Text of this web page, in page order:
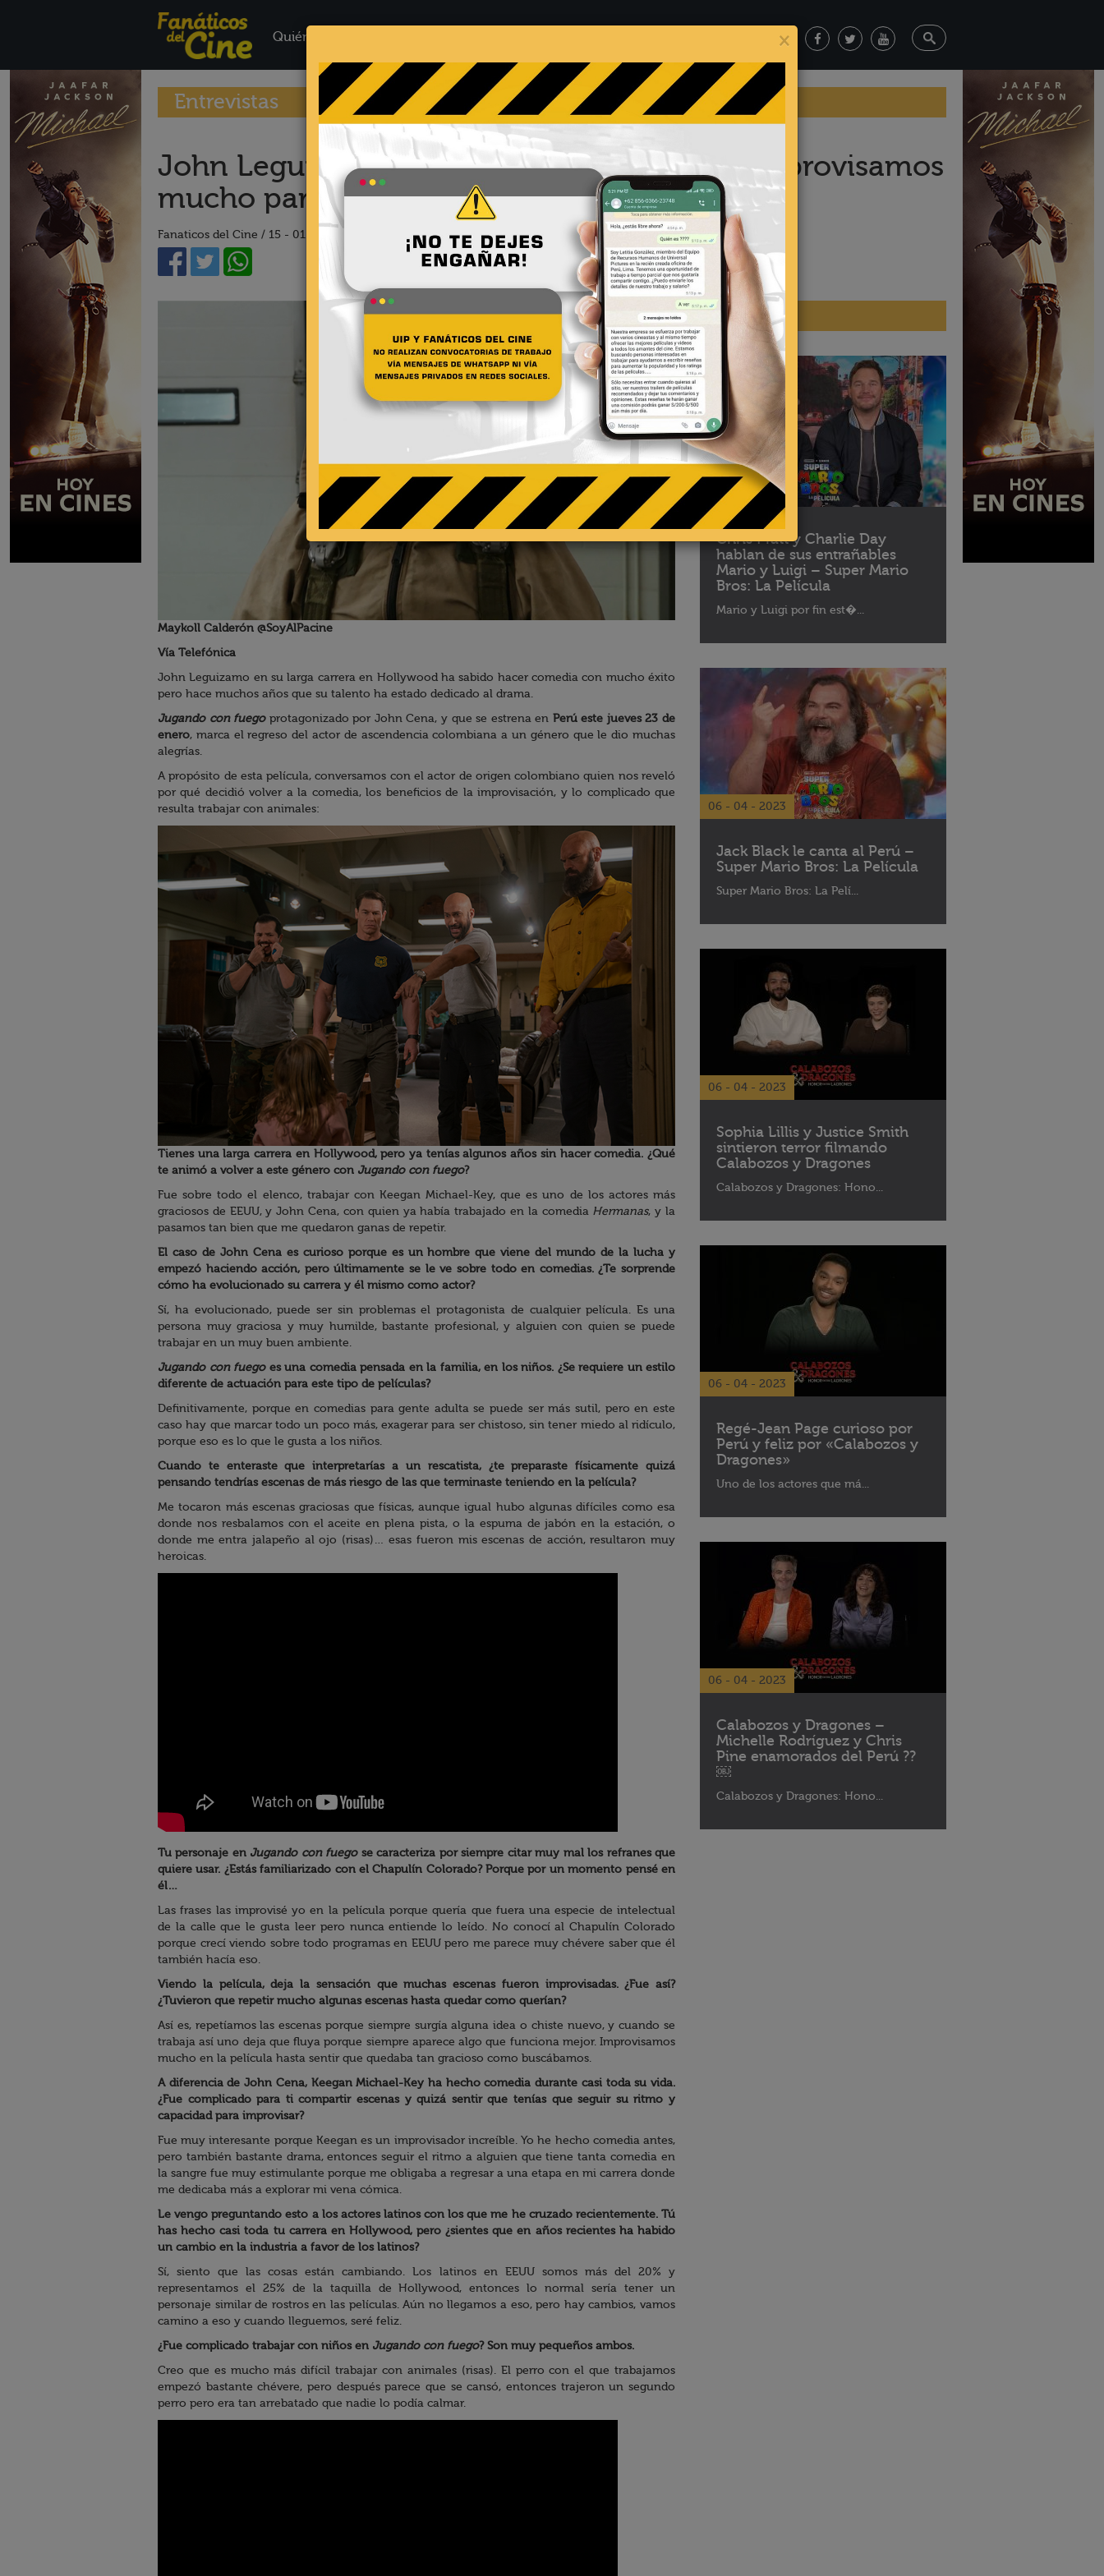
Quiénes Somos
Entrevistas
John Leguizamo: “En Jugando Con Fuego improvisamos
mucho para que quedara como queríamos”
Fanaticos del Cine / 15 - 01 - 20
Maykoll Calderón @SoyAlPacine
Vía Telefónica
John Leguizamo en su larga carrera en Hollywood ha sabido hacer comedia con mucho éxito
pero hace muchos años que su talento ha estado dedicado al drama.
Jugando con fuego protagonizado por John Cena, y que se estrena en Perú este jueves 23 de
enero, marca el regreso del actor de ascendencia colombiana a un género que le dio muchas
alegrías.
A propósito de esta película, conversamos con el actor de origen colombiano quien nos reveló
por qué decidió volver a la comedia, los beneficios de la improvisación, y lo complicado que
resulta trabajar con animales:
Tienes una larga carrera en Hollywood, pero ya tenías algunos años sin hacer comedia. ¿Qué
te animó a volver a este género con Jugando con fuego?
Fue sobre todo el elenco, trabajar con Keegan Michael-Key, que es uno de los actores más
graciosos de EEUU, y John Cena, con quien ya había trabajado en la comedia Hermanas, y la
pasamos tan bien que me quedaron ganas de repetir.
El caso de John Cena es curioso porque es un hombre que viene del mundo de la lucha y
empezó haciendo acción, pero últimamente se le ve sobre todo en comedias. ¿Te sorprende
cómo ha evolucionado su carrera y él mismo como actor?
Sí, ha evolucionado, puede ser sin problemas el protagonista de cualquier película. Es una
persona muy graciosa y muy humilde, bastante profesional, y alguien con quien se puede
trabajar en un muy buen ambiente.
Jugando con fuegoes una comedia pensada en la familia, en los niños. ¿Se requiere un estilo
diferente de actuación para este tipo de películas?
Definitivamente, porque en comedias para gente adulta se puede ser más sutil, pero en este
caso hay que marcar todo un poco más, exagerar para ser chistoso, sin tener miedo al ridículo,
porque eso es lo que le gusta a los niños.
Cuando te enteraste que interpretarías a un rescatista, ¿te preparaste físicamente quizá
pensando tendrías escenas de más riesgo de las que terminaste teniendo en la película?
Me tocaron más escenas graciosas que físicas, aunque igual hubo algunas difíciles como esa
donde nos resbalamos con el aceite en plena pista, o la espuma de jabón en la estación, o
donde me entra jalapeño al ojo (risas)… esas fueron mis escenas de acción, resultaron muy
heroicas.
Tu personaje en Jugando con fuegose caracteriza por siempre citar muy mal los refranes que
quiere usar. ¿Estás familiarizado con el Chapulín Colorado? Porque por un momento pensé en
él…
Las frases las improvisé yo en la película porque quería que fuera una especie de intelectual
de la calle que le gusta leer pero nunca entiende lo leído. No conocí al Chapulín Colorado
porque crecí viendo sobre todo programas en EEUU pero me parece muy chévere saber que él
también hacía eso.
Viendo la película, deja la sensación que muchas escenas fueron improvisadas. ¿Fue así?
¿Tuvieron que repetir mucho algunas escenas hasta quedar como querían?
Así es, repetíamos las escenas porque siempre surgía alguna idea o chiste nuevo, y cuando se
trabaja así uno deja que fluya porque siempre aparece algo que funciona mejor. Improvisamos
mucho en la película hasta sentir que quedaba tan gracioso como buscábamos.
A diferencia de John Cena, Keegan Michael-Key ha hecho comedia durante casi toda su vida.
¿Fue complicado para ti compartir escenas y quizá sentir que tenías que seguir su ritmo y
capacidad para improvisar?
Fue muy interesante porque Keegan es un improvisador increíble. Yo he hecho comedia antes,
pero también bastante drama, entonces seguir el ritmo a alguien que tiene tanta comedia en
la sangre fue muy estimulante porque me obligaba a regresar a una etapa en mi carrera donde
me dedicaba más a explorar mi vena cómica.
Le vengo preguntando esto a los actores latinos con los que me he cruzado recientemente. Tú
has hecho casi toda tu carrera en Hollywood, pero ¿sientes que en años recientes ha habido
un cambio en la industria a favor de los latinos?
Sí, siento que las cosas están cambiando. Los latinos en EEUU somos más del 20% y
representamos el 25% de la taquilla de Hollywood, entonces lo normal sería tener un
personaje similar de rostros en las películas. Aún no llegamos a eso, pero hay cambios, vamos
camino a eso y cuando lleguemos, seré feliz.
¿Fue complicado trabajar con niños en Jugando con fuego? Son muy pequeños ambos.
Creo que es mucho más difícil trabajar con animales (risas). El perro con el que trabajamos
empezó bastante chévere, pero después parece que se cansó, entonces trajeron un segundo
perro pero era tan arrebatado que nadie lo podía calmar.
Noticias
06 - 04 - 2023
Chris Pratt y Charlie Day
hablan de sus entrañables
Mario y Luigi – Super Mario
Bros: La Película
Mario y Luigi por fin est�...
06 - 04 - 2023
Jack Black le canta al Perú –
Super Mario Bros: La Película
Super Mario Bros: La Pelí...
06 - 04 - 2023
Sophia Lillis y Justice Smith
sintieron terror filmando
Calabozos y Dragones
Calabozos y Dragones: Hono...
06 - 04 - 2023
Regé-Jean Page curioso por
Perú y feliz por «Calabozos y
Dragones»
Uno de los actores que má...
06 - 04 - 2023
Calabozos y Dragones –
Michelle Rodríguez y Chris
Pine enamorados del Perú ??
￼
Calabozos y Dragones: Hono...
×